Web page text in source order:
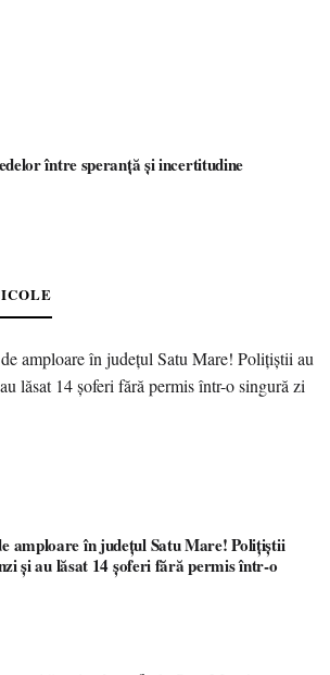
între speranță și incertitudine
amploare în județul Satu Mare! Polițiștii
și au lăsat 14 șoferi fără permis într-o